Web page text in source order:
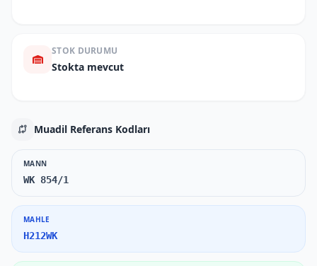
STOK DURUMU
Stokta mevcut
Muadil Referans Kodları
MANN
WK 854/1
MAHLE
H212WK